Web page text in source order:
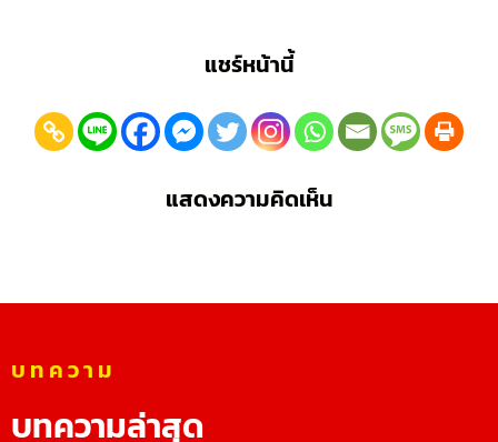
แชร์หน้านี้
แสดงความคิดเห็น
บทความ
บทความล่าสุด